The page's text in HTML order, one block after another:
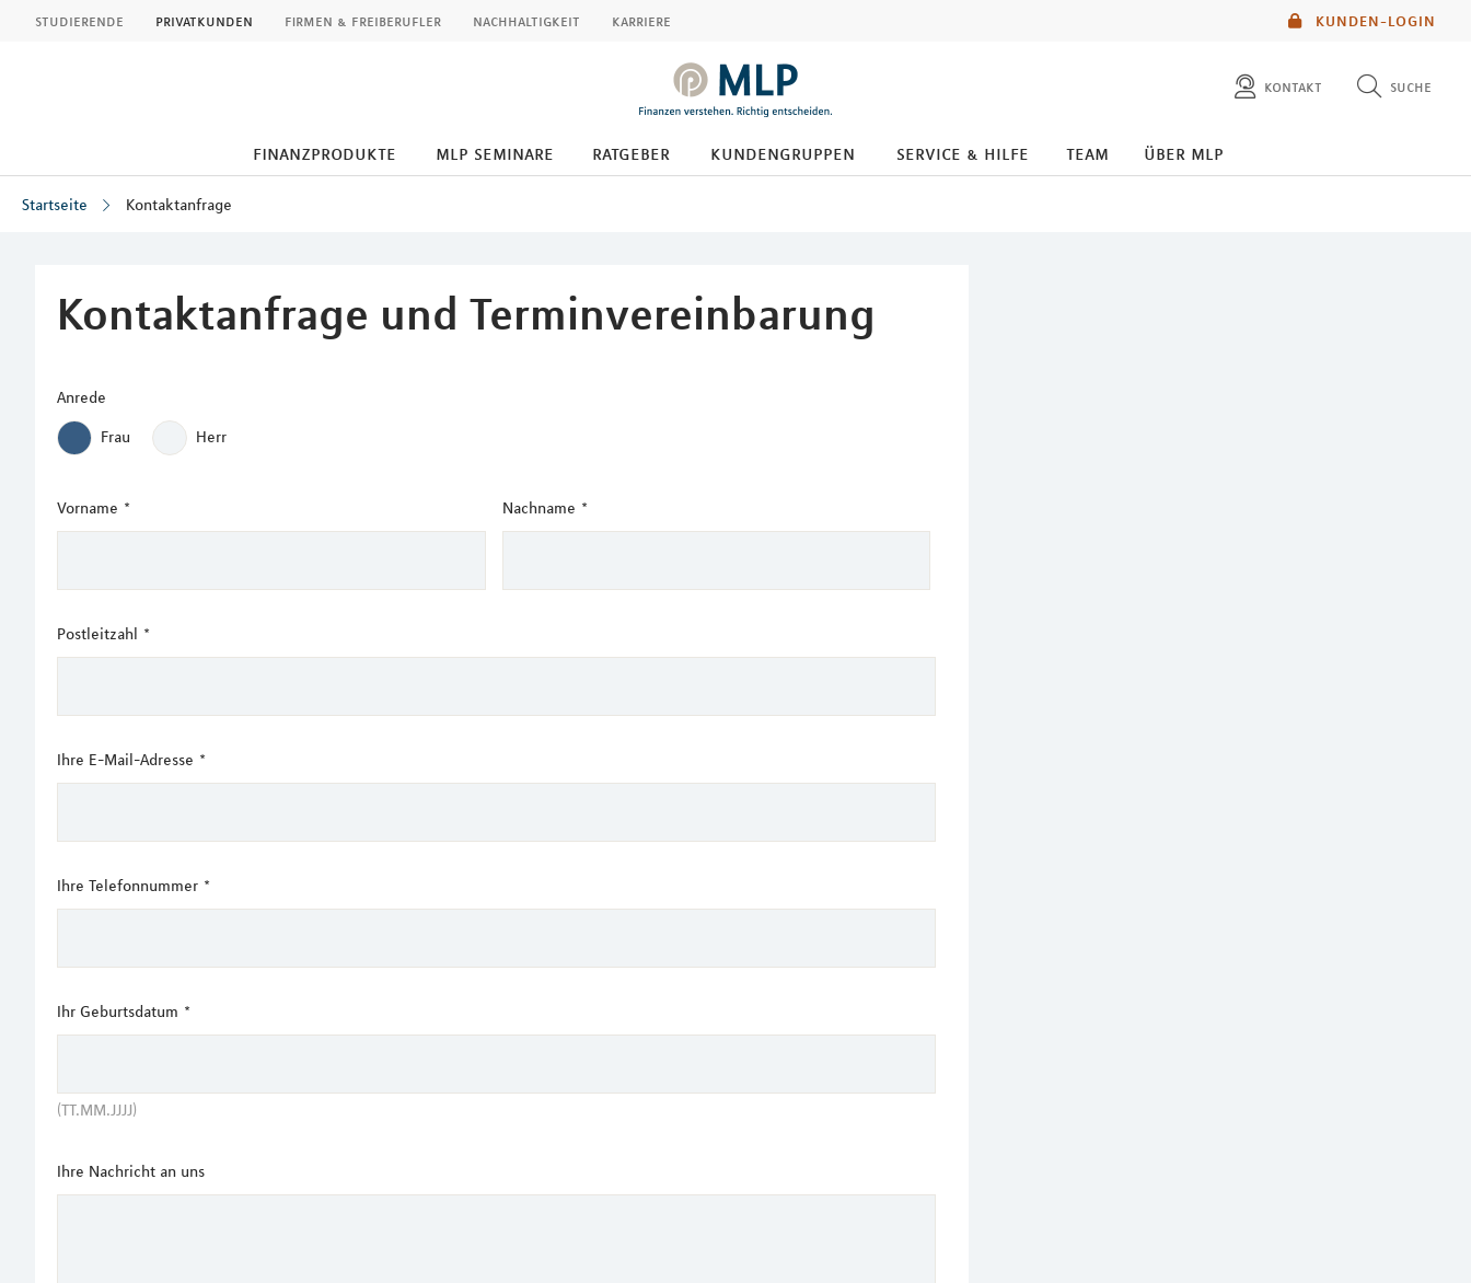
KUNDEN-LOGIN
studierende privatkunden firmen & freiberufler nachhaltigkeit karriere
kontakt suche
diese website durchsuchen
finanzprodukte mlp seminare ratgeber kundengruppen service & hilfe team über mlp
Startseite Kontaktanfrage
Kontaktanfrage und Terminvereinbarung
Anrede
Frau
Herr
Vorname * Nachname *
Postleitzahl *
Ihre E-Mail-Adresse *
Ihre Telefonnummer *
Ihr Geburtsdatum *
(TT.MM.JJJJ)
Ihre Nachricht an uns